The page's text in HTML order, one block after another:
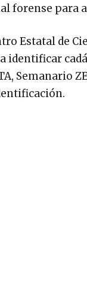
forense para
Estatal de
identificar
Semanario